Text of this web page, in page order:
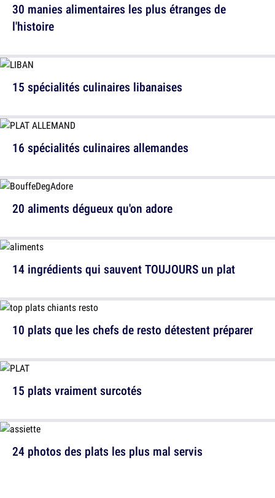
15 spécialités culinaires libanaises
20 aliments dégueux qu'on adore
10 plats que les chefs de resto détestent préparer
24 photos des plats les plus mal servis
30 manies alimentaires les plus étranges de
l'histoire
16 spécialités culinaires allemandes
14 ingrédients qui sauvent TOUJOURS un plat
15 plats vraiment surcotés